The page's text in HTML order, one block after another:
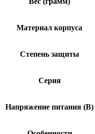
Материал корпуса
Степень защиты
Серия
Напряжение питания (В)